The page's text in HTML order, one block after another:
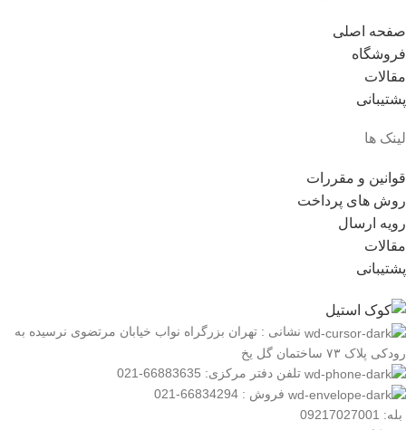
صفحه اصلی
فروشگاه
مقالات
پشتیبانی
لینک ها
قوانین و مقررات
روش های پرداخت
رویه ارسال
مقالات
پشتیبانی
نشانی : تهران بزرگراه نواب خیابان مرتضوی نرسیده به
رودکی پلاک ۷۳ ساختمان گل یخ
تلفن دفتر مرکزی: 66883635-021
فروش : 66834294-021
بله: 09217027001